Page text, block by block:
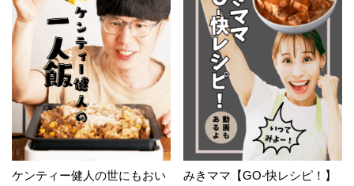
ケンティー健人の世にもおい
みきママ【GO-快レシピ！】